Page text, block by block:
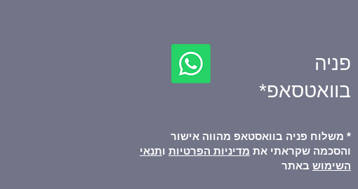
* משלוח פניה בוואסטאפ מהווה אישור
והסכמה שקראתי את מדיניות הפרטיות ותנאי
השימוש באתר
פניה
בוואטסאפ*